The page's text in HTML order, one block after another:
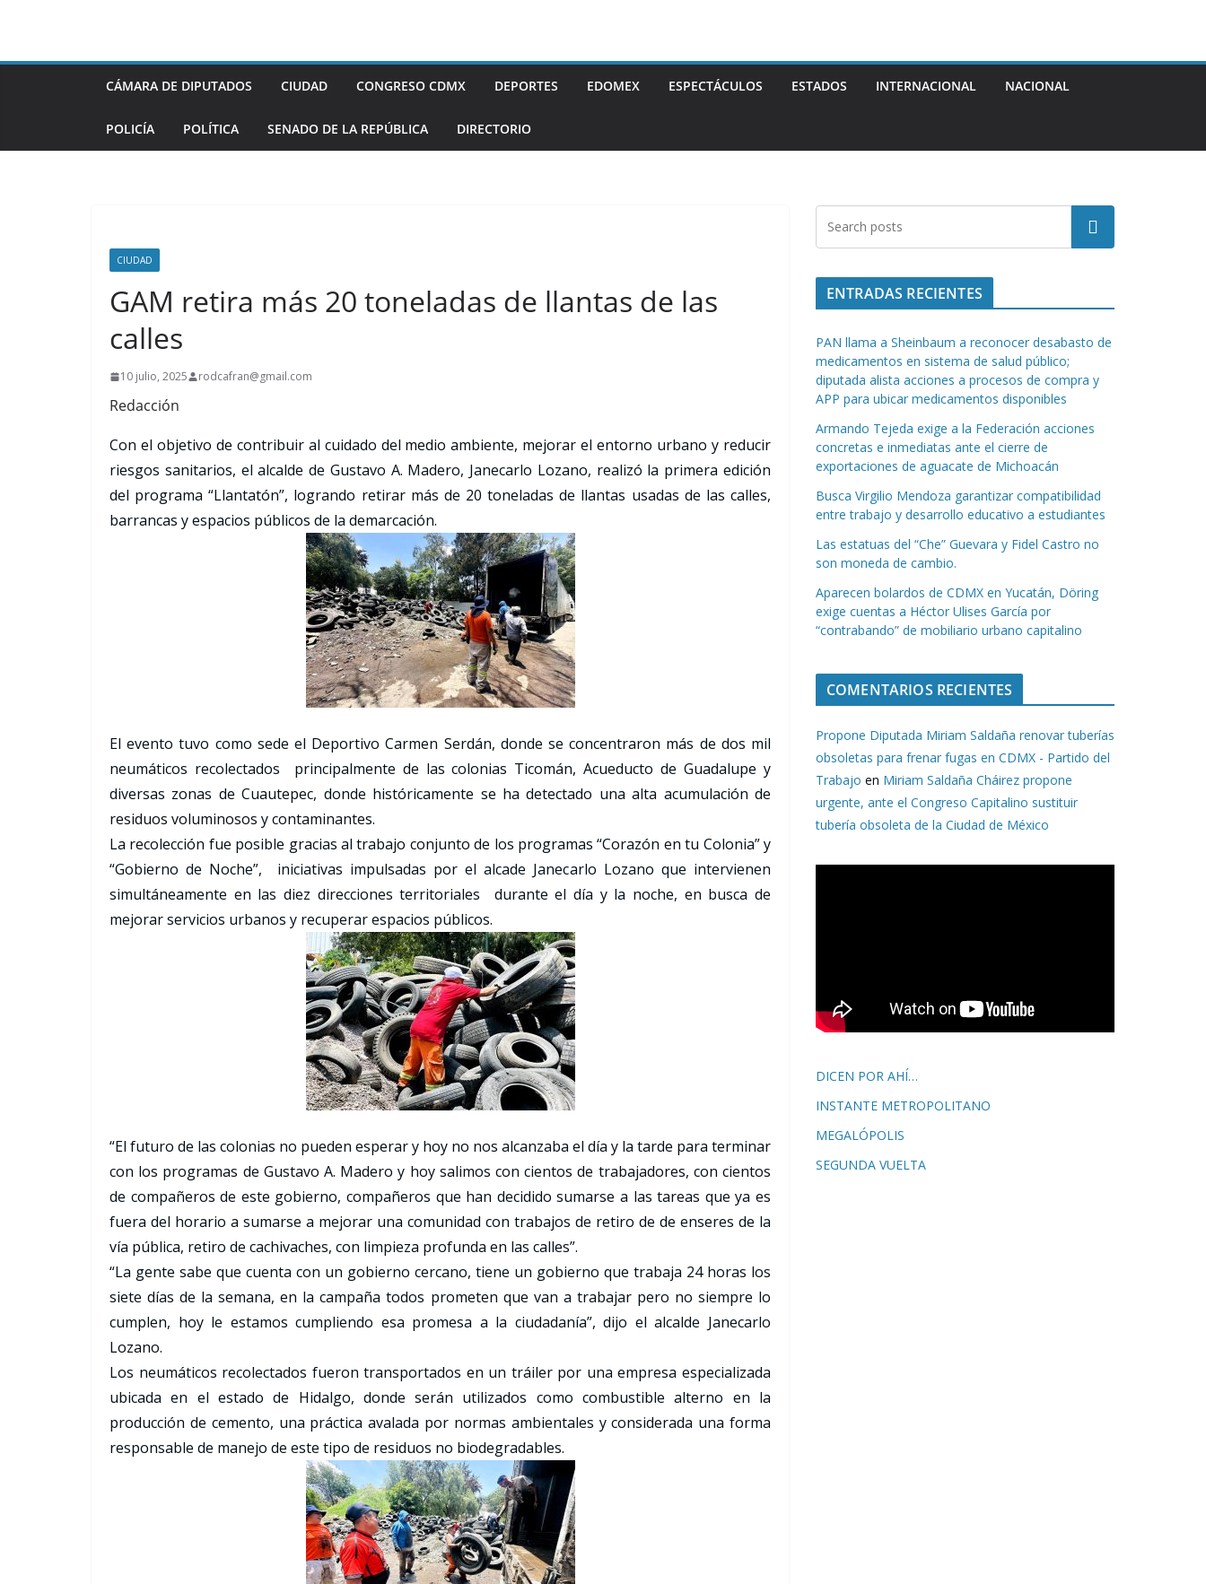
contenido
CÁMARA DE DIPUTADOS CIUDAD CONGRESO CDMX DEPORTES EDOMEX ESPECTÁCULOS ESTADOS INTERNACIONAL NACIONAL
POLICÍA POLÍTICA SENADO DE LA REPÚBLICA DIRECTORIO
CIUDAD
GAM retira más 20 toneladas de llantas de las
calles
10 julio, 2025 rodcafran@gmail.com
Redacción
Con el objetivo de contribuir al cuidado del medio ambiente, mejorar el entorno urbano y reducir
riesgos sanitarios, el alcalde de Gustavo A. Madero, Janecarlo Lozano, realizó la primera edición
del programa “Llantatón”, logrando retirar más de 20 toneladas de llantas usadas de las calles,
barrancas y espacios públicos de la demarcación.
El evento tuvo como sede el Deportivo Carmen Serdán, donde se concentraron más de dos mil
neumáticos recolectados principalmente de las colonias Ticomán, Acueducto de Guadalupe y
diversas zonas de Cuautepec, donde históricamente se ha detectado una alta acumulación de
residuos voluminosos y contaminantes.
La recolección fue posible gracias al trabajo conjunto de los programas “Corazón en tu Colonia” y
“Gobierno de Noche”, iniciativas impulsadas por el alcade Janecarlo Lozano que intervienen
simultáneamente en las diez direcciones territoriales durante el día y la noche, en busca de
mejorar servicios urbanos y recuperar espacios públicos.
“El futuro de las colonias no pueden esperar y hoy no nos alcanzaba el día y la tarde para terminar
con los programas de Gustavo A. Madero y hoy salimos con cientos de trabajadores, con cientos
de compañeros de este gobierno, compañeros que han decidido sumarse a las tareas que ya es
fuera del horario a sumarse a mejorar una comunidad con trabajos de retiro de de enseres de la
vía pública, retiro de cachivaches, con limpieza profunda en las calles”.
“La gente sabe que cuenta con un gobierno cercano, tiene un gobierno que trabaja 24 horas los
siete días de la semana, en la campaña todos prometen que van a trabajar pero no siempre lo
cumplen, hoy le estamos cumpliendo esa promesa a la ciudadanía”, dijo el alcalde Janecarlo
Lozano.
Los neumáticos recolectados fueron transportados en un tráiler por una empresa especializada
ubicada en el estado de Hidalgo, donde serán utilizados como combustible alterno en la
producción de cemento, una práctica avalada por normas ambientales y considerada una forma
responsable de manejo de este tipo de residuos no biodegradables.
Buscar
ENTRADAS RECIENTES
PAN llama a Sheinbaum a reconocer desabasto de
medicamentos en sistema de salud público;
diputada alista acciones a procesos de compra y
APP para ubicar medicamentos disponibles
Armando Tejeda exige a la Federación acciones
concretas e inmediatas ante el cierre de
exportaciones de aguacate de Michoacán
Busca Virgilio Mendoza garantizar compatibilidad
entre trabajo y desarrollo educativo a estudiantes
Las estatuas del “Che” Guevara y Fidel Castro no
son moneda de cambio.
Aparecen bolardos de CDMX en Yucatán, Döring
exige cuentas a Héctor Ulises García por
“contrabando” de mobiliario urbano capitalino
COMENTARIOS RECIENTES
Propone Diputada Miriam Saldaña renovar tuberías
obsoletas para frenar fugas en CDMX - Partido del
Trabajo en Miriam Saldaña Cháirez propone
urgente, ante el Congreso Capitalino sustituir
tubería obsoleta de la Ciudad de México
DICEN POR AHÍ…
INSTANTE METROPOLITANO
MEGALÓPOLIS
SEGUNDA VUELTA